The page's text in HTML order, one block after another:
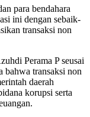
para bendahara
ini dengan sebaik-
transaksi non
Perama P seusai
bahwa transaksi non
daerah
korupsi serta